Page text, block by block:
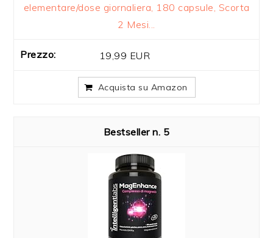
elementare/dose giornaliera, 180 capsule, Scorta
2 Mesi...
19,99 EUR
Acquista su Amazon
5